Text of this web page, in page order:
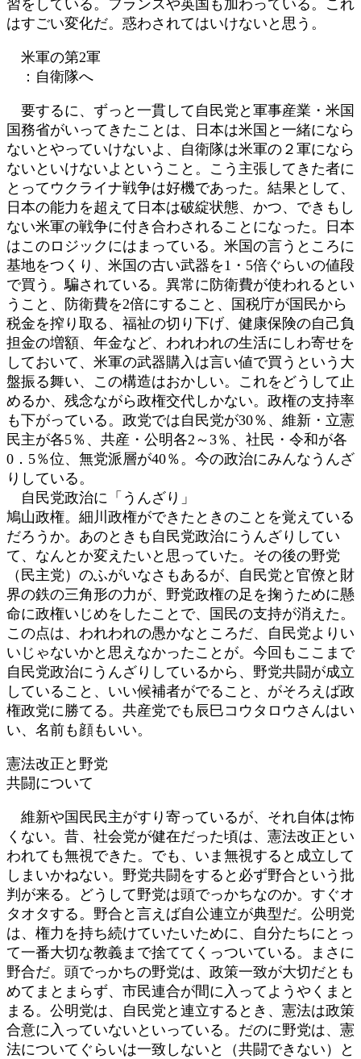
習をしている。フランスや英国も加わっている。これ
はすごい変化だ。惑わされてはいけないと思う。
米軍の第2軍
：自衛隊へ
要するに、ずっと一貫して自民党と軍事産業・米国
国務省がいってきたことは、日本は米国と一緒になら
ないとやっていけないよ、自衛隊は米軍の２軍になら
ないといけないよということ。こう主張してきた者に
とってウクライナ戦争は好機であった。結果として、
日本の能力を超えて日本は破綻状態、かつ、できもし
ない米軍の戦争に付き合わされることになった。日本
はこのロジックにはまっている。米国の言うところに
基地をつくり、米国の古い武器を1・5倍ぐらいの値段
で買う。騙されている。異常に防衛費が使われるとい
うこと、防衛費を2倍にすること、国税庁が国民から
税金を搾り取る、福祉の切り下げ、健康保険の自己負
担金の増額、年金など、われわれの生活にしわ寄せを
しておいて、米軍の武器購入は言い値で買うという大
盤振る舞い、この構造はおかしい。これをどうして止
めるか、残念ながら政権交代しかない。政権の支持率
も下がっている。政党では自民党が30％、維新・立憲
民主が各5％、共産・公明各2～3％、社民・令和が各
0．5％位、無党派層が40％。今の政治にみんなうんざ
りしている。
自民党政治に「うんざり」
鳩山政権。細川政権ができたときのことを覚えている
だろうか。あのときも自民党政治にうんざりしてい
て、なんとか変えたいと思っていた。その後の野党
（民主党）のふがいなさもあるが、自民党と官僚と財
界の鉄の三角形の力が、野党政権の足を掬うために懸
命に政権いじめをしたことで、国民の支持が消えた。
この点は、われわれの愚かなところだ、自民党よりい
いじゃないかと思えなかったことが。今回もここまで
自民党政治にうんざりしているから、野党共闘が成立
していること、いい候補者がでること、がそろえば政
権政党に勝てる。共産党でも辰巳コウタロウさんはい
い、名前も顔もいい。
憲法改正と野党
共闘について
維新や国民民主がすり寄っているが、それ自体は怖
くない。昔、社会党が健在だった頃は、憲法改正とい
われても無視できた。でも、いま無視すると成立して
しまいかねない。野党共闘をすると必ず野合という批
判が来る。どうして野党は頭でっかちなのか。すぐオ
タオタする。野合と言えば自公連立が典型だ。公明党
は、権力を持ち続けていたいために、自分たちにとっ
て一番大切な教義まで捨ててくっついている。まさに
野合だ。頭でっかちの野党は、政策一致が大切だとも
めてまとまらず、市民連合が間に入ってようやくまと
まる。公明党は、自民党と連立するとき、憲法は政策
合意に入っていないといっている。だのに野党は、憲
法についてぐらいは一致しないと（共闘できない）と